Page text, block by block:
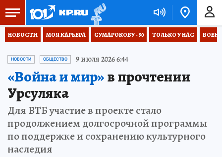
НОВОСТИ МОЯ КАРЬЕРА СУМАРОКОВУ - 90 ТОЛЬКО У НАС
НОВОСТИ ОБЩЕСТВО 9 июля 2026 6:44
«Война и мир»в прочтении
Урсуляка
Для ВТБ участие в проекте стало
продолжением долгосрочной программы
по поддержке и сохранению культурного
наследия